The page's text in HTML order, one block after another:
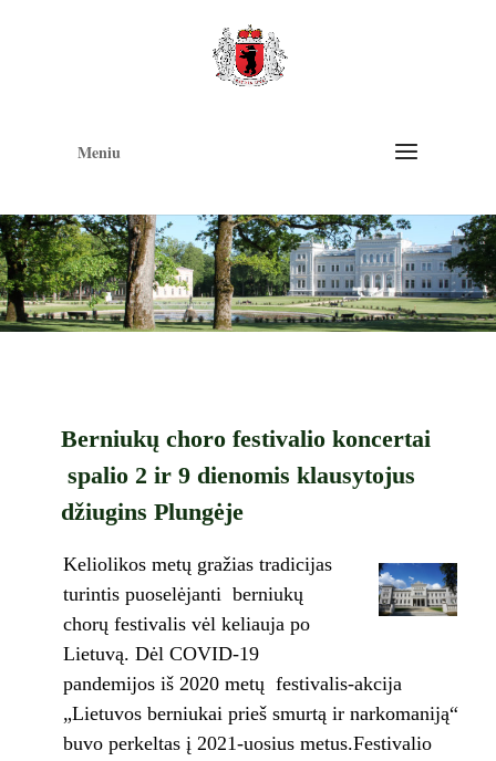
Meniu
Berniukų choro festivalio koncertai
spalio 2 ir 9 dienomis klausytojus
džiugins Plungėje
Keliolikos metų gražias tradicijas
turintis puoselėjanti berniukų
chorų festivalis vėl keliauja po
Lietuvą. Dėl COVID-19
pandemijos iš 2020 metų festivalis-akcija
„Lietuvos berniukai prieš smurtą ir narkomaniją“
buvo perkeltas į 2021-uosius metus.Festivalio